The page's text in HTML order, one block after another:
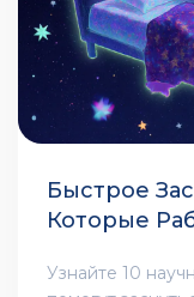
Быстрое
Которые
Узнайте 10